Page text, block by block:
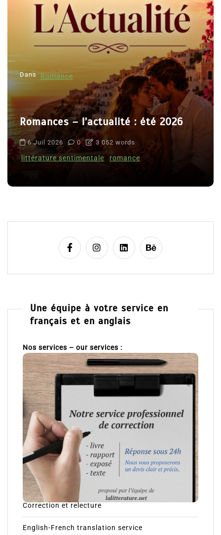
Dans Romance
Romances – l’actualité : été 2026
6 Juil 2026 0 3 052 words
littérature sentimentale romance
Une équipe à votre service en
français et en anglais
Nos services – our services :
Correction et relecture
English-French translation service